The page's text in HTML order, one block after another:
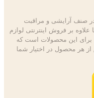
سابقه ي فروش بیش از 4 سال در صنف آرایشی و مراقبت
هدف ما علاوه بر فروش اینترنتی لوازم
برای این محصولات است كه
هر محصول در اختيار شما